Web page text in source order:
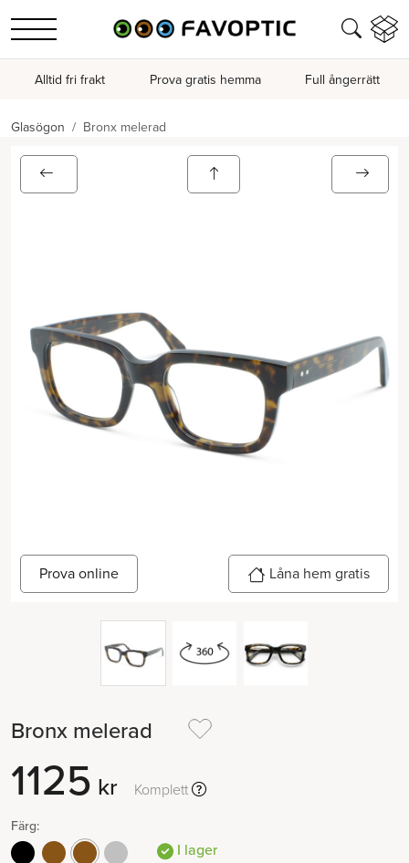
Alltid fri frakt Prova gratis hemma Full ångerrätt
Glasögon Bronx melerad
Prova online Låna hem gratis
Bronx melerad
1125 kr Komplett
Färg:
I lager